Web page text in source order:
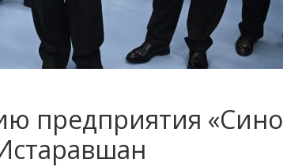
предприятия «Сино